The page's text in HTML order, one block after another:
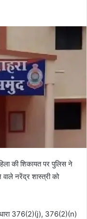
की शिकायत पर पुलिस ने
नरेंद्र शास्त्री को
धारा 376(2)(j), 376(2)(n)